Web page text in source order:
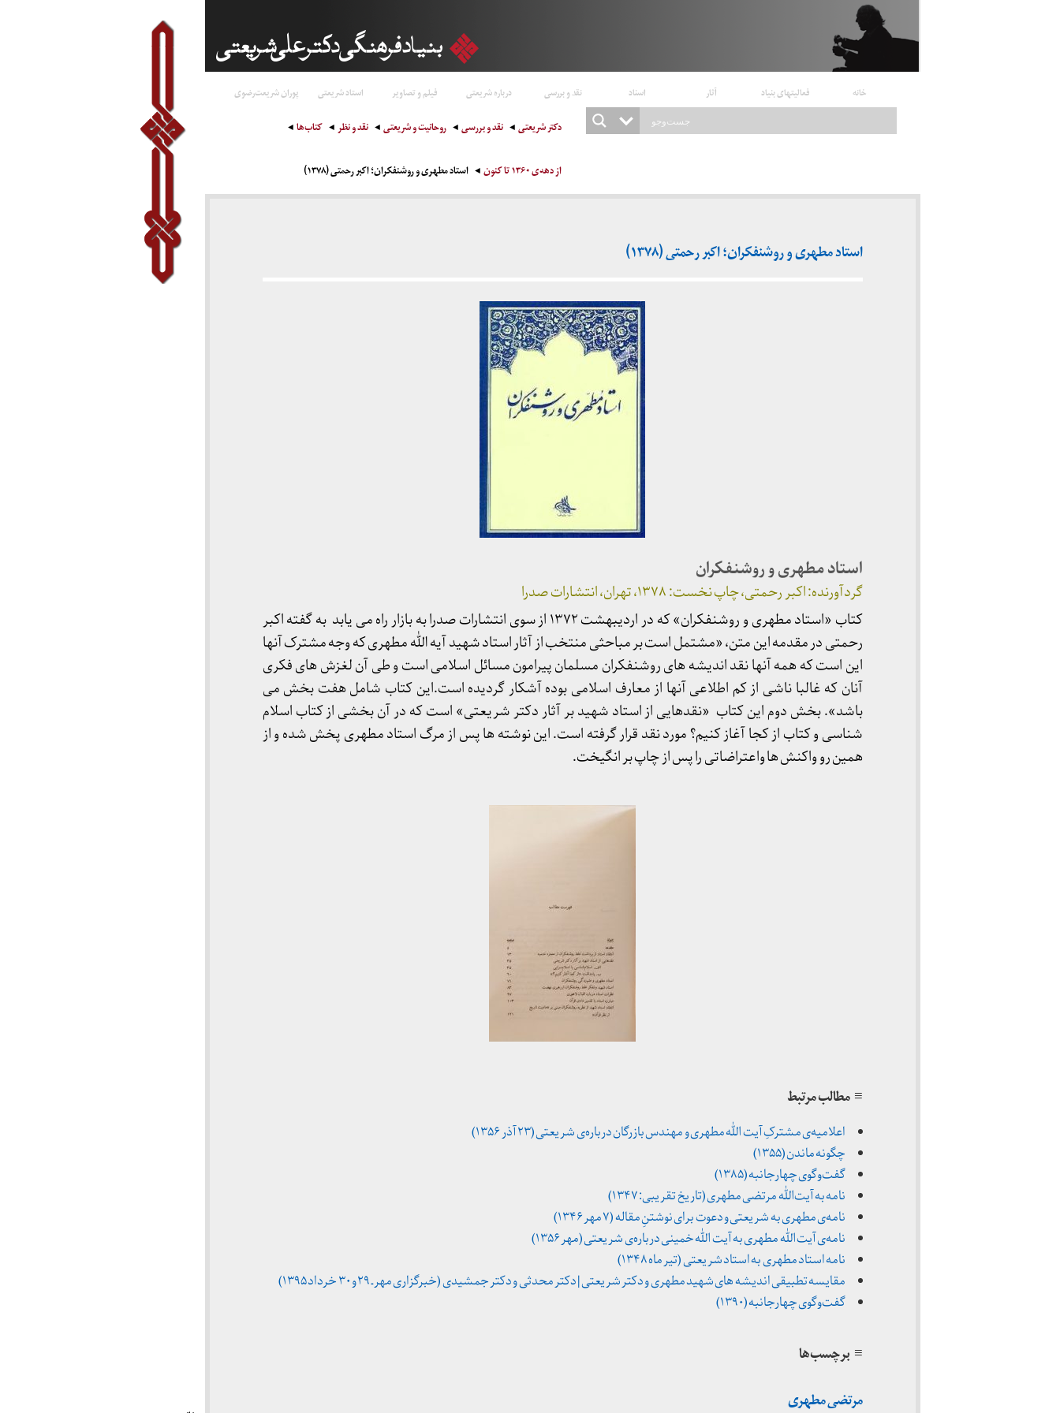
خانه فعالیتهای بنیاد آثار اسناد نقد و بررسی درباره شریعتی فیلم و تصاویر استاد شریعتی پوران شریعت‌رضوی
دکتر شریعتی نقد و بررسی روحانیت و شریعتی نقد و نظر کتاب‌ها
از دهه‌ی ۱۳۶۰ تا کنون استاد مطهری و روشنفکران؛ اکبر رحمتی (۱۳۷۸)
استاد مطهری و روشنفکران؛ اکبر رحمتی (۱۳۷۸)
استاد مطهری و روشنفکران
گردآورنده: اکبر رحمتی، چاپ نخست: ۱۳۷۸، تهران، انتشارات صدرا
کتاب «استاد مطهری و روشنفکران» که در اردیبهشت ۱۳۷۲ از سوی انتشارات صدرا به بازار راه می یابد به گفته اکبر
رحمتی در مقدمه این متن، «مشتمل است بر مباحثی منتخب از آثار استاد شهید آیه الله مطهری که وجه مشترک آنها
این است که همه آنها نقد اندیشه های روشنفکران مسلمان پیرامون مسائل اسلامی است و طی آن لغزش های فکری
آنان که غالبا ناشی از کم اطلاعی آنها از معارف اسلامی بوده آشکار گردیده است.این کتاب شامل هفت بخش می
باشد». بخش دوم این کتاب «نقدهایی از استاد شهید بر آثار دکتر شریعتی» است که در آن بخشی از کتاب اسلام
شناسی و کتاب از کجا آغاز کنیم؟ مورد نقد قرار گرفته است. این نوشته ها پس از مرگ استاد مطهری پخش شده و از
همین رو واکنش ها واعتراضاتی را پس از چاپ بر انگیخت.
≡ مطالب مرتبط
اعلامیه‌ی مشترکِ آیت الله مطهری و مهندس بازرگان درباره‌ی شریعتی (۲۳ آذر ۱۳۵۶)
چگونه ماندن (۱۳۵۵)
گفت‌وگوی چهارجانبه (۱۳۸۵)
نامه به آیت‌الله مرتضی مطهری (تاریخ تقریبی: ۱۳۴۷)
نامه‌ی مطهری به شریعتی و دعوت برای نوشتنِ مقاله (۷ مهر ۱۳۴۶)
نامه‌ی آیت الله مطهری به آیت الله خمینی درباره‌ی شریعتی (مهر ۱۳۵۶)
نامه استاد مطهری به استاد شریعتی (تیر ماه ۱۳۴۸)
مقایسه تطبیقی اندیشه های شهید مطهری و دکتر شریعتی | دکتر محدثی و دکتر جمشیدی (خبرگزاری مهر ـ ۲۹ و ۳۰ خرداد ۱۳۹۵)
گفت‌وگوی چهارجانبه (۱۳۹۰)
≡ برچسب‌ها
مرتضی مطهری